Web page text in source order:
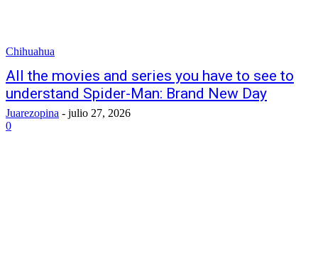
Chihuahua
All the movies and series you have to see to
understand Spider-Man: Brand New Day
Juarezopina - julio 27, 2026
0